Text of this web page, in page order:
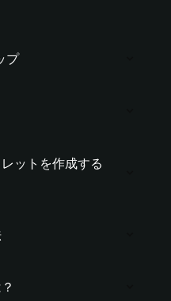
プ
ットを作成する